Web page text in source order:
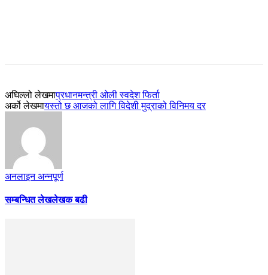
अघिल्लो लेखमाप्रधानमन्त्री ओली स्वदेश फिर्ता
अर्को लेखमायस्तो छ आजको लागि विदेशी मुद्राको विनिमय दर
अनलाइन अन्नपूर्ण
सम्बन्धित लेखलेखक बढी